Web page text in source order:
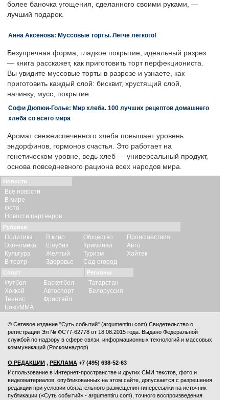
более баночка угощения, сделанного своими руками, —
лучший подарок.
Анна Аксёнова: Муссовые торты. Легче легкого!
Безупречная форма, гладкое покрытие, идеальный разрез
— книга расскажет, как приготовить торт перфекциониста.
Вы увидите муссовые торты в разрезе и узнаете, как
приготовить каждый слой: бисквит, хрустящий слой,
начинку, мусс, покрытие.
Софи Дюпюи-Голье: Мир хлеба. 100 лучших рецептов домашнего
хлеба со всего мира
Аромат свежеиспеченного хлеба повышает уровень
эндорфинов, гормонов счастья. Это работает на
генетическом уровне, ведь хлеб — универсальный продукт,
основа повседневного рациона всех народов мира.
Новости
Все новости
В мире
Фото
Новости партнеров
Рубрики
Политика
Экономика
Культура
В театр
В кино
Шоубиз
Желтый
Здоровье
Общество
Криминал
Туризм
Сад-огород
Происшествия
Авто
Хайтек
Спорт
Футбол
Хоккей
Теннис
Бокс/ММА
Баскетбол
Автоспорт
Фристайл
Регионы
Татарстан
Белоруссия
© Сетевое издание "Суть событий" (argumentiru.com) Свидетельство о
регистрации Эл № ФС77-62778 от 18.08.2015 года. Выдано Федеральной
службой по надзору в сфере связи, информационных технологий и массовых
коммуникаций (Роскомнадзор).
О РЕДАКЦИИ , РЕКЛАМА +7 (495) 638-52-63
Использование в Интернет-пространстве и других СМИ текстов, фото и
видеоматериалов, опубликованных на этом сайте, допускается с разрешения
редакции при условии обязательного размещения гиперссылки на источник
публикации («Суть событий» - argumentiru.com), точного воспроизведения